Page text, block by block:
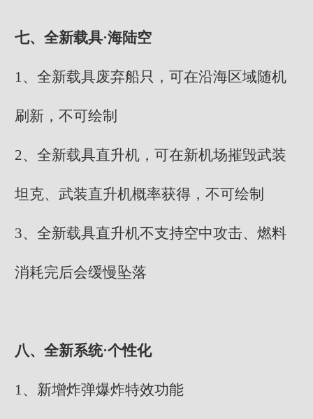
七、全新载具·海陆空
1、全新载具废弃船只，可在沿海区域随机
刷新，不可绘制
2、全新载具直升机，可在新机场摧毁武装
坦克、武装直升机概率获得，不可绘制
3、全新载具直升机不支持空中攻击、燃料
消耗完后会缓慢坠落
八、全新系统·个性化
1、新增炸弹爆炸特效功能